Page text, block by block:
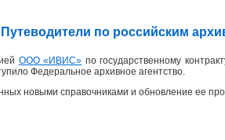
по российским
ООО «ИВИС» по государственному
Федеральное архивное агентство.
новыми справочниками и обновление ее